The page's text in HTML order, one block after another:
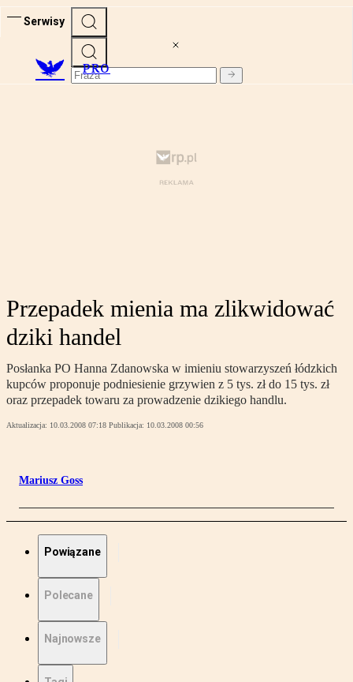
Serwisy
PRO
Przepadek mienia ma zlikwidować
dziki handel
Posłanka PO Hanna Zdanowska w imieniu stowarzyszeń łódzkich
kupców proponuje podniesienie grzywien z 5 tys. zł do 15 tys. zł
oraz przepadek towaru za prowadzenie dzikiego handlu.
Aktualizacja: 10.03.2008 07:18 Publikacja: 10.03.2008 00:56
Mariusz Goss
Powiązane
Polecane
Najnowsze